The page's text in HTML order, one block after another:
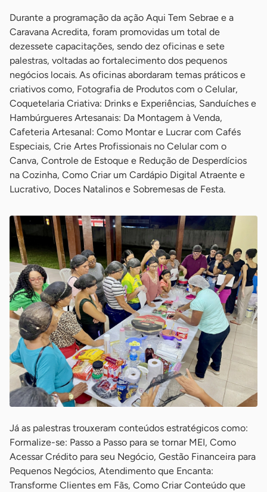
Durante a programação da ação Aqui Tem Sebrae e a
Caravana Acredita, foram promovidas um total de
dezessete capacitações, sendo dez oficinas e sete
palestras, voltadas ao fortalecimento dos pequenos
negócios locais. As oficinas abordaram temas práticos e
criativos como, Fotografia de Produtos com o Celular,
Coquetelaria Criativa: Drinks e Experiências, Sanduíches e
Hambúrgueres Artesanais: Da Montagem à Venda,
Cafeteria Artesanal: Como Montar e Lucrar com Cafés
Especiais, Crie Artes Profissionais no Celular com o
Canva, Controle de Estoque e Redução de Desperdícios
na Cozinha, Como Criar um Cardápio Digital Atraente e
Lucrativo, Doces Natalinos e Sobremesas de Festa.
Já as palestras trouxeram conteúdos estratégicos como:
Formalize-se: Passo a Passo para se tornar MEI, Como
Acessar Crédito para seu Negócio, Gestão Financeira para
Pequenos Negócios, Atendimento que Encanta:
Transforme Clientes em Fãs, Como Criar Conteúdo que